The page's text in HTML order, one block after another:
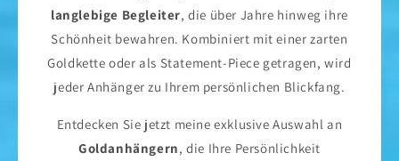
langlebige Begleiter, die über Jahre hinweg ihre
Schönheit bewahren. Kombiniert mit einer zarten
Goldkette oder als Statement-Piece getragen, wird
jeder Anhänger zu Ihrem persönlichen Blickfang.
Entdecken Sie jetzt meine exklusive Auswahl an
Goldanhängern, die Ihre Persönlichkeit